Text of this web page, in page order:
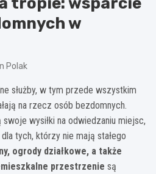
w
Polak
służby, w tym przede wszystkim
na rzecz osób bezdomnych.
wysiłki na odwiedzaniu miejsc,
tych, którzy nie mają stałego
ogrody działkowe, a także
przestrzenie są